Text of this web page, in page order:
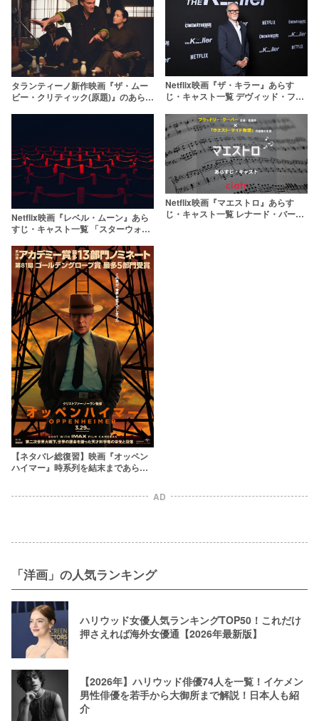
タランティーノ新作映画『ザ・ムー
ビー・クリティック(原題)』のあらす
Netflix映画『ザ・キラー』あらす
じ・キャスト一覧 デヴィッド・フィ
Netflix映画『レベル・ムーン』あら
すじ・キャスト一覧 「スターウォー
Netflix映画『マエストロ』あらす
じ・キャスト一覧 レナード・バーン
【ネタバレ総復習】映画『オッペン
ハイマー』時系列を結末まであらす
AD
「洋画」の人気ランキング
ハリウッド女優人気ランキングTOP50！これだけ
押さえれば海外女優通【2026年最新版】
【2026年】ハリウッド俳優74人を一覧！イケメン
男性俳優を若手から大御所まで解説！日本人も紹
介